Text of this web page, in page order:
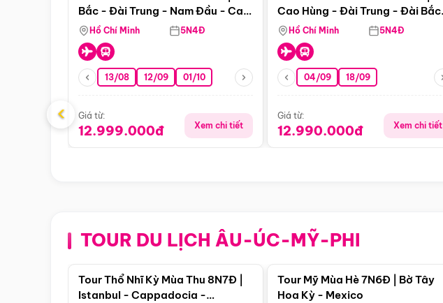
Bắc - Đài Trung - Nam Đầu - Cao
Hùng ( Bay Vn)
Hồ Chí Minh 5N4Đ
13/08 12/09 01/10
Giá từ:
12.999.000đ Xem chi tiết
Cao Hùng - Đài Trung - Đài Bắc
(Bay Vj)
Hồ Chí Minh 5N4Đ
04/09 18/09
Giá từ:
12.990.000đ Xem chi tiết
‹
TOUR DU LỊCH ÂU-ÚC-MỸ-PHI
Điểm nổi bật
Tour Thổ Nhĩ Kỳ Mùa Thu 8N7Đ |
Istanbul - Cappadocia -
Tour Mỹ Mùa Hè 7N6Đ | Bờ Tây
Hoa Kỳ - Mexico